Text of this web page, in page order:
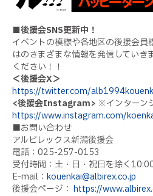
■後援会SNS更新中！
イベントの模様や各地区の後援会員
はのさまざまな情報を発信していき
ください！！
＜後援会X＞
https://twitter.com/
<後援会Instagram> ※インターン
https://www.instagram.com/
■お問い合わせ
アルビレックス新潟後援会
電話：025-257-0153
受付時間：土・日・祝日を除く
E-mail： kouenkai@albirex.co.jp
後援会ページ： https://